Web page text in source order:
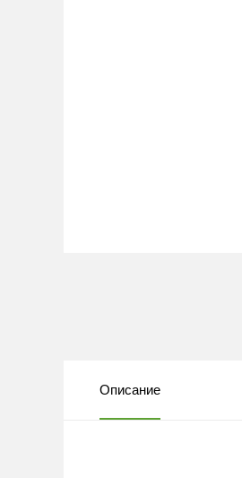
Описание